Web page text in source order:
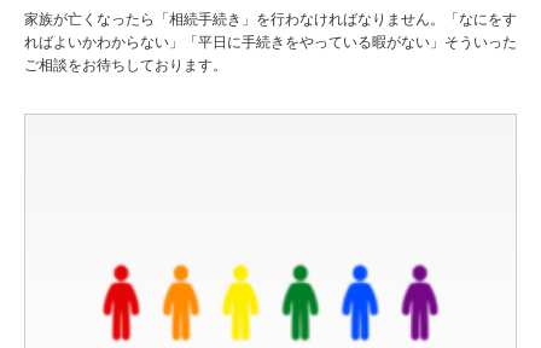
家族が亡くなったら「相続手続き」を行わなければなりません。「なにをす
ればよいかわからない」「平日に手続きをやっている暇がない」そういった
ご相談をお待ちしております。